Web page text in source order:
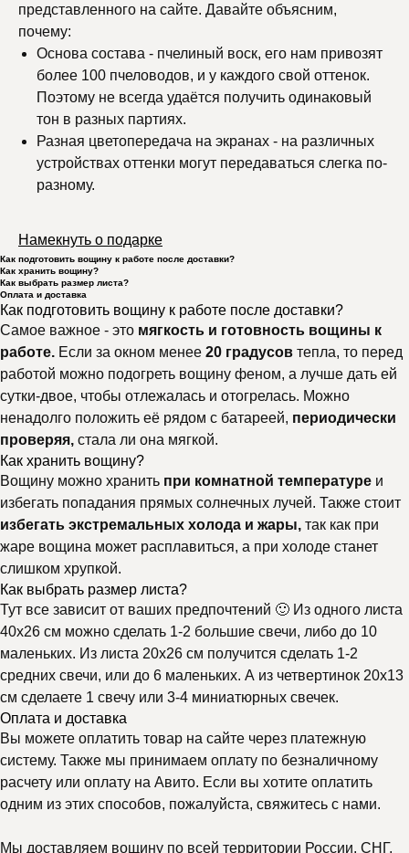
представленного на сайте. Давайте объясним,
почему:
Основа состава - пчелиный воск, его нам привозят
более 100 пчеловодов, и у каждого свой оттенок.
Поэтому не всегда удаётся получить одинаковый
тон в разных партиях.
Разная цветопередача на экранах - на различных
устройствах оттенки могут передаваться слегка по-
разному.
Намекнуть о подарке
Как подготовить вощину к работе после доставки?
Как хранить вощину?
Как выбрать размер листа?
Оплата и доставка
Как подготовить вощину к работе после доставки?
Самое важное - это мягкость и готовность вощины к
работе. Если за окном менее 20 градусов тепла, то перед
работой можно подогреть вощину феном, а лучше дать ей
сутки-двое, чтобы отлежалась и отогрелась. Можно
ненадолго положить её рядом с батареей, периодически
проверяя, стала ли она мягкой.
Как хранить вощину?
Вощину можно хранить при комнатной температуре и
избегать попадания прямых солнечных лучей. Также стоит
избегать экстремальных холода и жары, так как при
жаре вощина может расплавиться, а при холоде станет
слишком хрупкой.
Как выбрать размер листа?
Тут все зависит от ваших предпочтений 🙂 Из одного листа
40х26 см можно сделать 1-2 большие свечи, либо до 10
маленьких. Из листа 20х26 см получится сделать 1-2
средних свечи, или до 6 маленьких. А из четвертинок 20х13
см сделаете 1 свечу или 3-4 миниатюрных свечек.
Оплата и доставка
Вы можете оплатить товар на сайте через платежную
систему. Также мы принимаем оплату по безналичному
расчету или оплату на Авито. Если вы хотите оплатить
одним из этих способов, пожалуйста, свяжитесь с нами.
Мы доставляем вощину по всей территории России, СНГ,